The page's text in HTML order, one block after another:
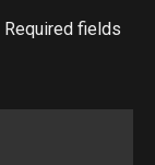
Required fields